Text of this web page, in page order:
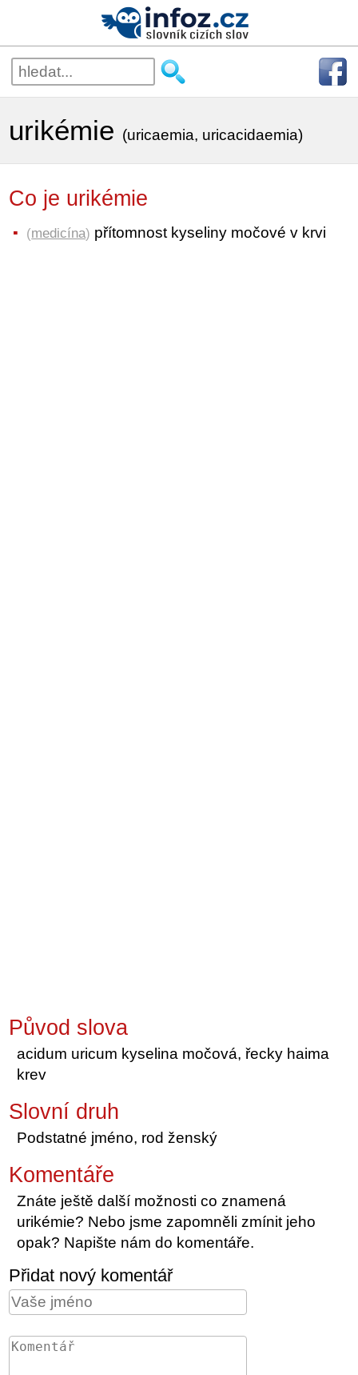
urikémie (uricaemia, uricacidaemia)
Co je urikémie
(medicína) přítomnost kyseliny močové v krvi
Původ slova
acidum uricum kyselina močová, řecky haima
krev
Slovní druh
Podstatné jméno, rod ženský
Komentáře
Znáte ještě další možnosti co znamená
urikémie? Nebo jsme zapomněli zmínit jeho
opak? Napište nám do komentáře.
Přidat nový komentář